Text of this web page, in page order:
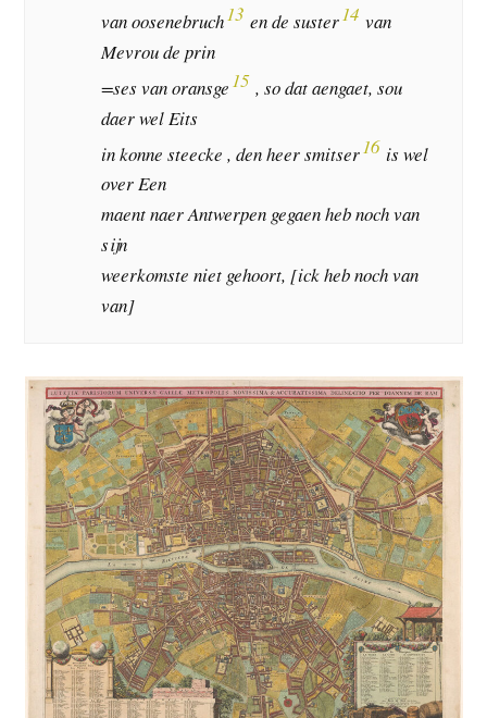
van oosenebruch13 en de suster14 van
Mevrou de prin
=ses van oransge15 , so dat aengaet, sou
daer wel Eits
in konne steecke , den heer smitser16 is wel
over Een
maent naer Antwerpen gegaen heb noch van
sijn
weerkomste niet gehoort, [ick heb noch van
van]